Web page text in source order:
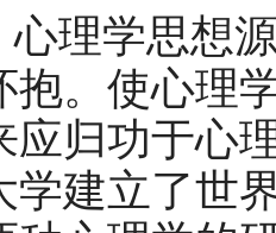
心理学思想
抱。使心理
应归功于心
学建立了世